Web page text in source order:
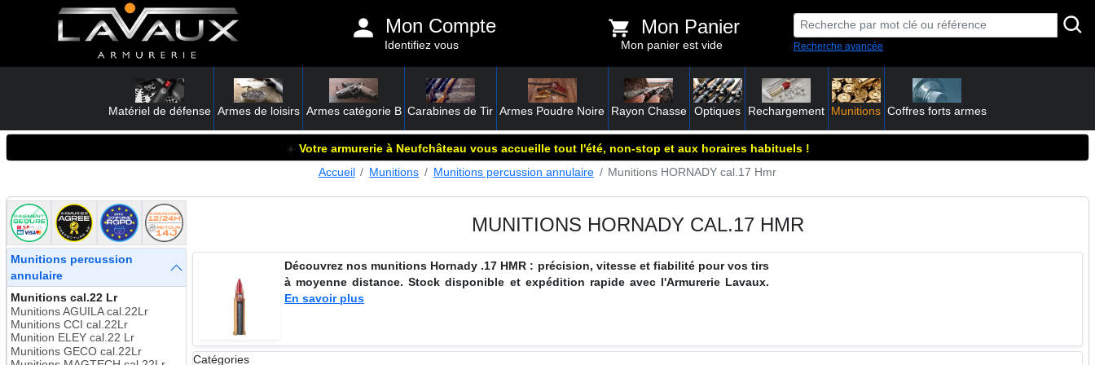
Mon Compte
Identifiez vous
Mon Panier
Mon panier est vide Recherche avancée
Matériel de défense Armes de loisirs Armes catégorie B Carabines de Tir Armes Poudre Noire Rayon Chasse Optiques Rechargement Munitions Coffres forts armes
☀️ Votre armurerie à Neufchâteau vous accueille tout l'été, non-stop et aux horaires habituels !
Accueil
Munitions Munitions percussion annulaire Munitions HORNADY cal.17 Hmr
Munitions percussion
annulaire
Munitions cal.22 Lr
Munitions AGUILA cal.22Lr
Munitions CCI cal.22Lr
Munition ELEY cal.22 Lr
Munitions GECO cal.22Lr
MUNITIONS HORNADY CAL.17 HMR
Découvrez nos munitions Hornady .17 HMR : précision, vitesse et fiabilité pour vos tirs
à moyenne distance. Stock disponible et expédition rapide avec l'Armurerie Lavaux.
En savoir plus
Catégories